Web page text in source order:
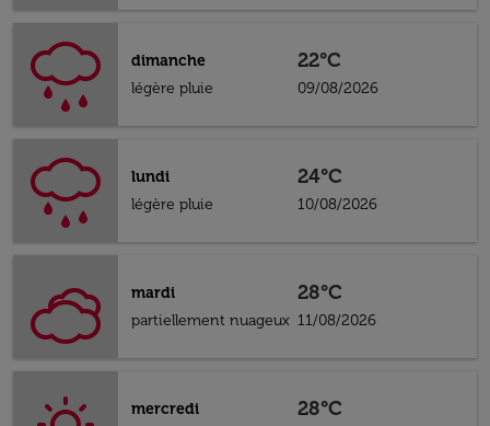
dimanche
légère pluie
22°C
09/08/2026
lundi
légère pluie
24°C
10/08/2026
mardi
partiellement nuageux
28°C
11/08/2026
mercredi
28°C